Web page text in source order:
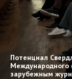
Потенциал
Международного
зарубежным